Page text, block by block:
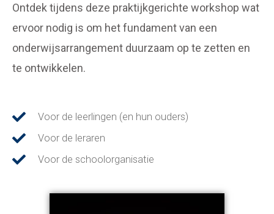
Ontdek tijdens deze praktijkgerichte workshop wat
ervoor nodig is om het fundament van een
onderwijsarrangement duurzaam op te zetten en
te ontwikkelen.
Voor de leerlingen (en hun ouders)
Voor de leraren
Voor de schoolorganisatie